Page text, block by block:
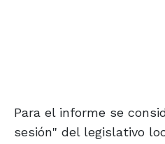
Para el informe se
sesión" del legislativo